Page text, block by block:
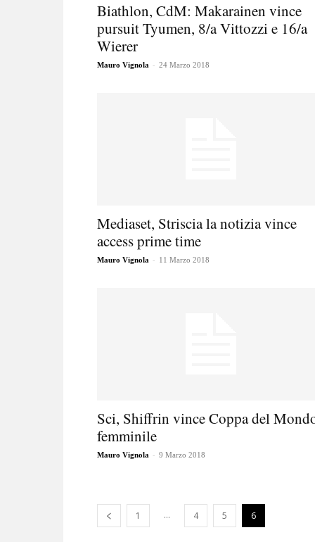
Biathlon, CdM: Makarainen vince
pursuit Tyumen, 8/a Vittozzi e 16/a
Wierer
Mauro Vignola - 24 Marzo 2018
Mediaset, Striscia la notizia vince
access prime time
Mauro Vignola - 11 Marzo 2018
Sci, Shiffrin vince Coppa del
femminile
Mauro Vignola - 9 Marzo 2018
1 ... 4 5 6